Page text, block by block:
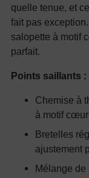
quelle tenue, et
fait pas
salopette à motif
parfait.
Points saillants :
Chemise à
à motif cœur
Bretelles
ajustement
Mélange